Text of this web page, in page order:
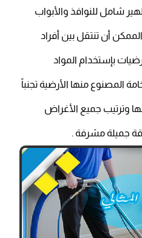
شامل للنوافذ والأبواب
أن تنتقل بين أفراد
بإستخدام المواد
المصنوع منها الأرضية تجنباً
وترتيب جميع الأغراض
جميلة مشرفة .